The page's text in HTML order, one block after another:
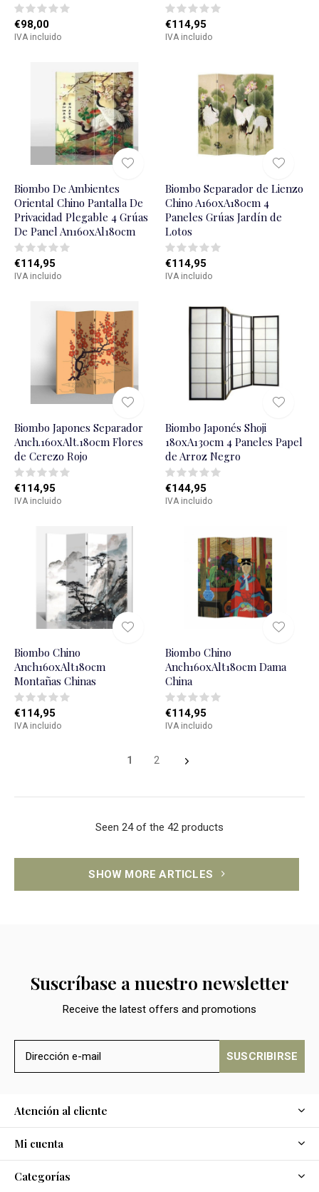
€98,00
IVA incluido
€114,95
IVA incluido
Biombo De Ambientes
Oriental Chino Pantalla De
Privacidad Plegable 4 Grúas
De Panel An160xAl180cm
€114,95
IVA incluido
Biombo Separador de Lienzo
Chino A160xA180cm 4
Paneles Grúas Jardí­n de
Lotos
€114,95
IVA incluido
Biombo Japones Separador
Anch.160xAlt.180cm Flores
de Cerezo Rojo
€114,95
IVA incluido
Biombo Japonés Shoji
180xA130cm 4 Paneles Papel
de Arroz Negro
€144,95
IVA incluido
Biombo Chino
Anch160xAlt180cm
Montañas Chinas
€114,95
IVA incluido
Biombo Chino
Anch160xAlt180cm Dama
China
€114,95
IVA incluido
1 2
Seen 24 of the 42 products
SHOW MORE ARTICLES
Suscríbase a nuestro newsletter
Receive the latest offers and promotions
SUSCRIBIRSE
Atención al cliente
Mi cuenta
Categorías